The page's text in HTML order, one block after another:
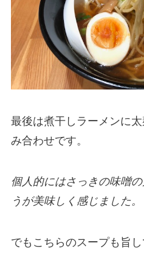
最後は煮干しラーメンに
み合わせです。
個人的にはさっきの味噌
うが美味しく感じました。
でもこちらのスープも旨し